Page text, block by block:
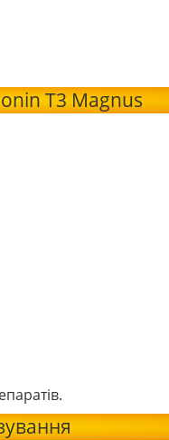
T3 Magnus